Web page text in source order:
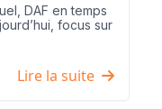
DAF en temps
focus sur
Lire la suite